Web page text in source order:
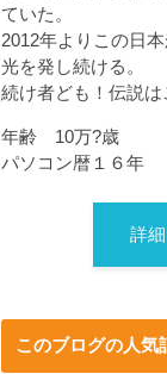
ていた。
2012年よりこの日
光を発し続ける。
続け者ども！伝説は
年齢 10万?歳
パソコン暦１６年
詳
このブログの人気